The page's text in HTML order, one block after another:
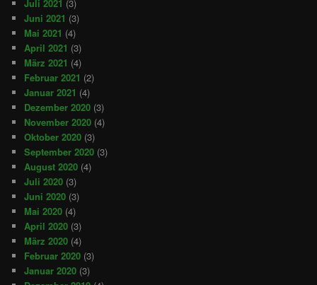
Juli 2021 (3)
Juni 2021 (3)
Mai 2021 (4)
April 2021 (3)
März 2021 (4)
Februar 2021 (2)
Januar 2021 (4)
Dezember 2020 (3)
November 2020 (4)
Oktober 2020 (3)
September 2020 (3)
August 2020 (4)
Juli 2020 (3)
Juni 2020 (3)
Mai 2020 (4)
April 2020 (3)
März 2020 (4)
Februar 2020 (3)
Januar 2020 (3)